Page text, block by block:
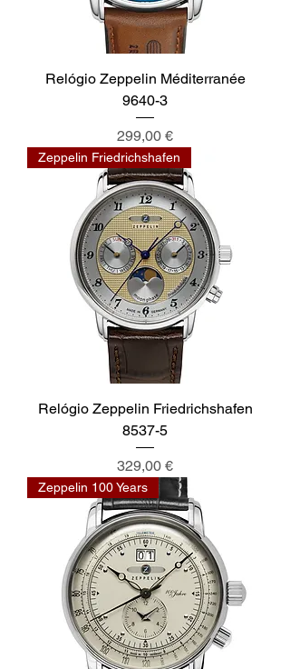
Relógio Zeppelin Méditerranée
9640-3
Preço
299,00 €
Zeppelin Friedrichshafen
Relógio Zeppelin Friedrichshafen
8537-5
Preço
329,00 €
Zeppelin 100 Years